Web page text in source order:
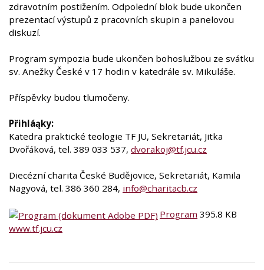
zdravotním postižením. Odpolední blok bude ukončen
prezentací výstupů z pracovních skupin a panelovou
diskuzí.
Program sympozia bude ukončen bohoslužbou ze svátku
sv. Anežky České v 17 hodin v katedrále sv. Mikuláše.
Příspěvky budou tlumočeny.
Přihláąky:
Katedra praktické teologie TF JU, Sekretariát, Jitka
Dvořáková, tel. 389 033 537, dvorakoj@tf.jcu.cz
Diecézní charita České Budějovice, Sekretariát, Kamila
Nagyová, tel. 386 360 284, info@charitacb.cz
Program 395.8 KB
www.tf.jcu.cz